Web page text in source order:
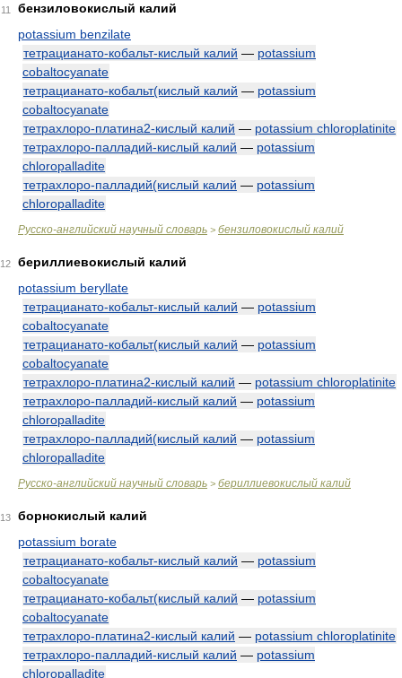
11
бензиловокислый калий
potassium benzilate
тетрацианато-кобальт-кислый калий — potassium
cobaltocyanate
тетрацианато-кобальт(кислый калий — potassium
cobaltocyanate
тетрахлоро-платина2-кислый калий — potassium chloroplatinite
тетрахлоро-палладий-кислый калий — potassium
chloropalladite
тетрахлоро-палладий(кислый калий — potassium
chloropalladite
Русско-английский научный словарь > бензиловокислый калий
12
бериллиевокислый калий
potassium beryllate
тетрацианато-кобальт-кислый калий — potassium
cobaltocyanate
тетрацианато-кобальт(кислый калий — potassium
cobaltocyanate
тетрахлоро-платина2-кислый калий — potassium chloroplatinite
тетрахлоро-палладий-кислый калий — potassium
chloropalladite
тетрахлоро-палладий(кислый калий — potassium
chloropalladite
Русско-английский научный словарь > бериллиевокислый калий
13
борнокислый калий
potassium borate
тетрацианато-кобальт-кислый калий — potassium
cobaltocyanate
тетрацианато-кобальт(кислый калий — potassium
cobaltocyanate
тетрахлоро-платина2-кислый калий — potassium chloroplatinite
тетрахлоро-палладий-кислый калий — potassium
chloropalladite